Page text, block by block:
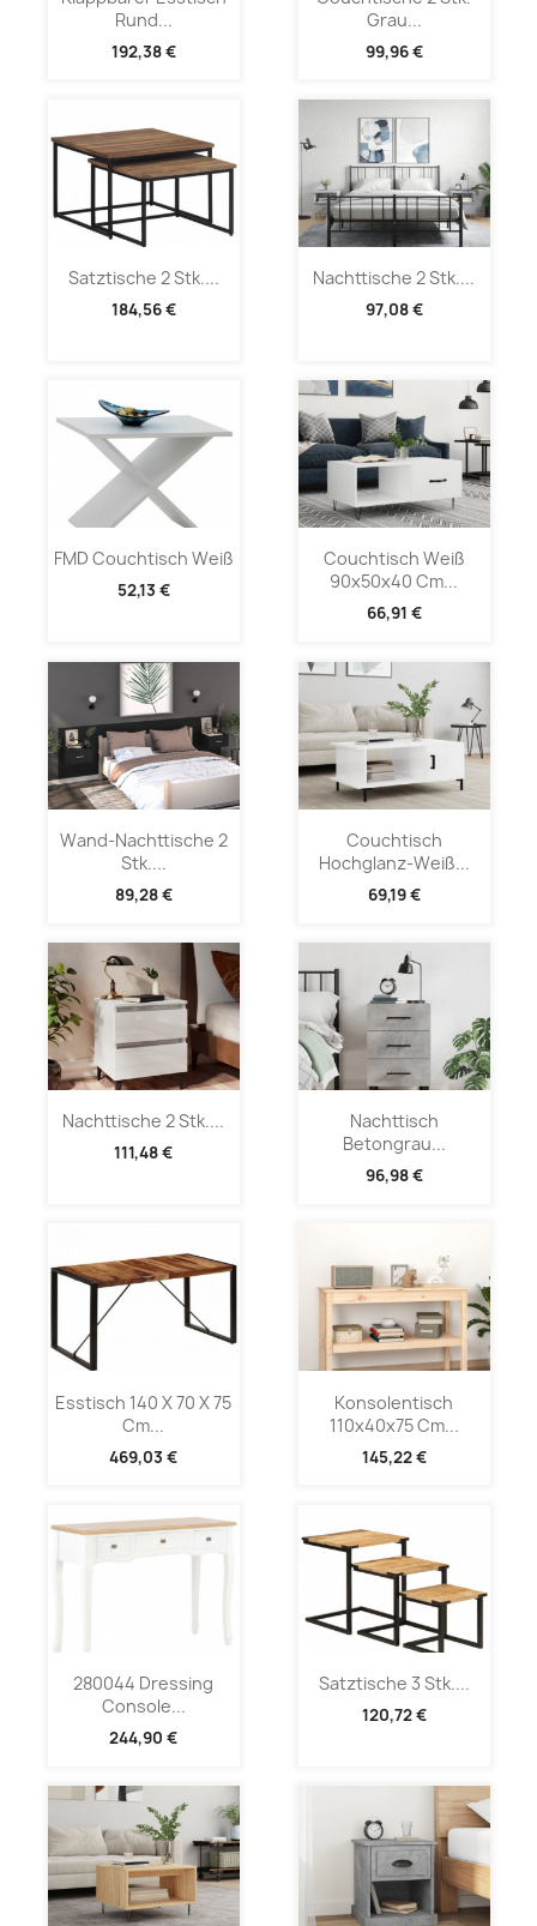
Rund...
192,38 €
Grau...
99,96 €
Satztische 2 Stk....
184,56 €
Nachttische 2 Stk....
97,08 €
FMD Couchtisch Weiß
52,13 €
Couchtisch Weiß
90x50x40 Cm...
66,91 €
Wand-Nachttische 2
Stk....
89,28 €
Couchtisch
Hochglanz-Weiß...
69,19 €
Nachttische 2 Stk....
111,48 €
Nachttisch
Betongrau...
96,98 €
Esstisch 140 X 70 X 75
Cm...
469,03 €
Konsolentisch
110x40x75 Cm...
145,22 €
280044 Dressing
Console...
244,90 €
Satztische 3 Stk....
120,72 €